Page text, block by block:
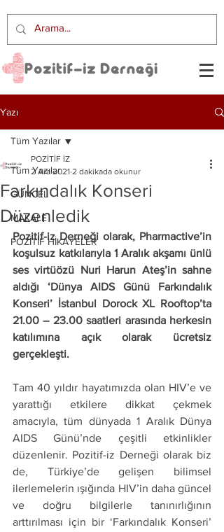
Yazı
Tüm Yazılar
GÜNCEL
MAKALE
POZİTİF HİKAYELER
Tüm Yazılar
Farkındalık Konseri
Düzenledik
POZİTİF İZ
2 Ara 2021 2 dakikada okunur
Pozitif-iz Derneği olarak, Pharmactive’in
koşulsuz katkılarıyla 1 Aralık akşamı ünlü
ses virtüözü Nuri Harun Ateş’in sahne
aldığı ‘Dünya AIDS Günü Farkındalık
Konseri’ İstanbul Dorock XL Rooftop’ta
21.00 – 23.00 saatleri arasında herkesin
katılımına açık olarak ücretsiz
gerçekleşti.
Tam 40 yıldır hayatımızda olan HIV’e ve
yarattığı etkilere dikkat çekmek
amacıyla, tüm dünyada 1 Aralık Dünya
AIDS Günü’nde çeşitli etkinlikler
düzenlenir. Pozitif-iz Derneği olarak biz
de, Türkiye’de gelişen bilimsel
ilerlemelerin ışığında HIV’in daha güncel
ve doğru bilgilerle tanınırlığının
arttırılması için bir ‘Farkındalık Konseri’